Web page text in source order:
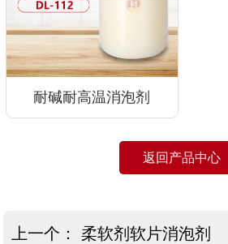
耐碱耐高温消泡剂
返回产品中心
上一个： 柔软剂软片消泡剂